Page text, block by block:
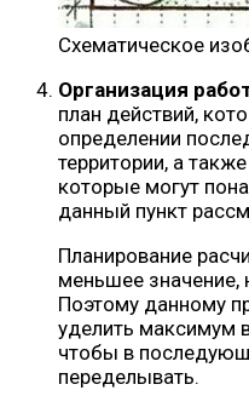
Схематическое
Организация
план действий,
определении
территории, а
которые могут
данный пункт
Планирование
меньшее значение,
Поэтому данному
уделить максимум
чтобы в
переделывать.